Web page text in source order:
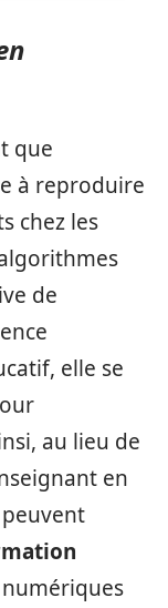
que
à reproduire
chez les
de
elle se
au lieu de
en